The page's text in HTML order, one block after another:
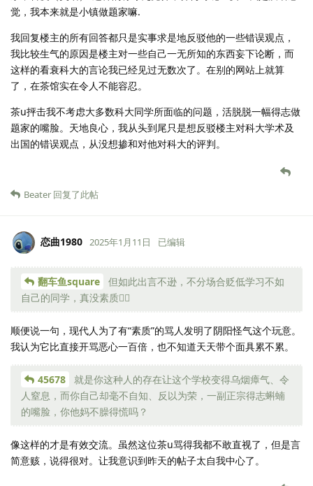
觉，我本来就是小镇做题家嘛.
我回复楼主的所有回答都只是实事求是地反驳他的一些错误观点，
我比较生气的原因是楼主对一些自己一无所知的东西妄下论断，而
这样的看衰科大的言论我已经见过无数次了。在别的网站上就算
了，在茶馆实在令人不能容忍。
茶u抨击我不考虑大多数科大同学所面临的问题，活脱脱一幅得志做
题家的嘴脸。天地良心，我从头到尾只是想反驳楼主对科大学术及
出国的错误观点，从没想掺和对他对科大的评判。
Beater 回复了此帖
恋曲1980 2025年1月11日 已编辑
翻车鱼square
但如此出言不逊，不分场合贬低学习不如
自己的同学，真没素质👎🏻
顺便说一句，现代人为了有“素质”的骂人发明了阴阳怪气这个玩意。
我认为它比直接开骂恶心一百倍，也不知道天天带个面具累不累。
45678
就是你这种人的存在让这个学校变得乌烟瘴气、令
人窒息，而你自己却毫不自知、反以为荣，一副正宗得志蝌蝻
的嘴脸，你他妈不臊得慌吗？
像这样的才是有效交流。虽然这位茶u骂得我都不敢直视了，但是言
简意赅，说得很对。让我意识到昨天的帖子太自我中心了。